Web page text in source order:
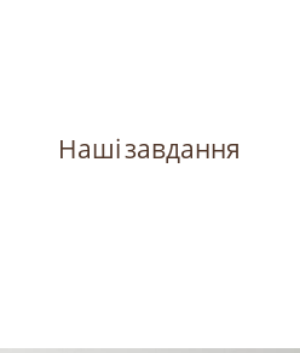
Наші завдання